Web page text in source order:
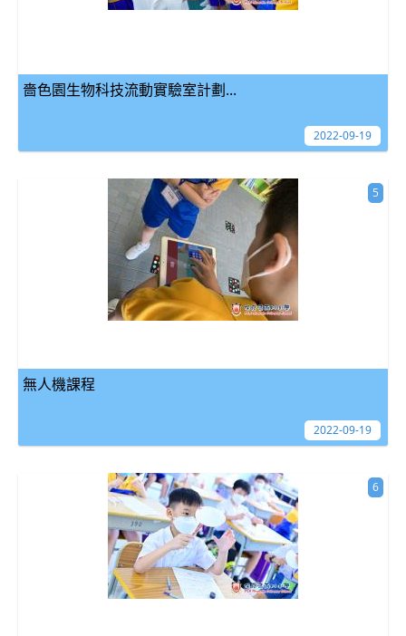
嗇色園生物科技流動實驗室計劃...
2022-09-19
無人機課程
5
2022-09-19
6